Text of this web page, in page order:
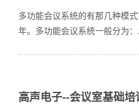
多功能会议系统的有那几种模
年。多功能会议系统一般分为
高声电子--会议室基础